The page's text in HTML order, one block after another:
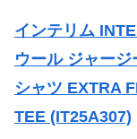
インテリム
ウール ジャー
シャツ EXTRA
TEE (IT25A307)